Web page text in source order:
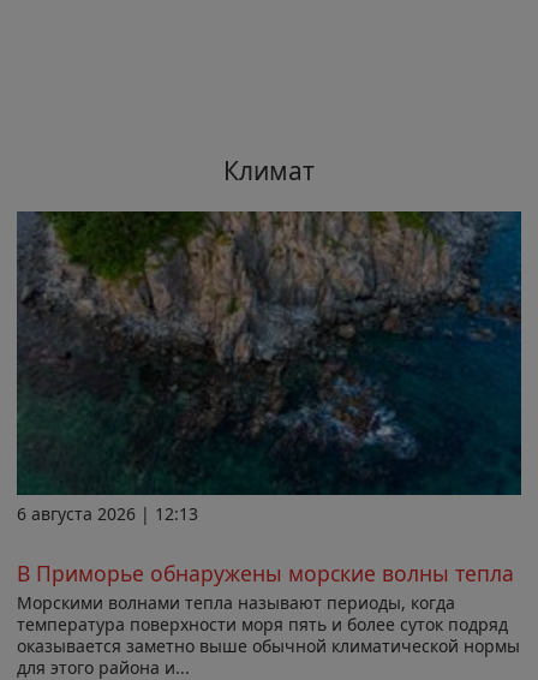
Климат
6 августа 2026 | 12:13
В Приморье обнаружены морские волны тепла
Морскими волнами тепла называют периоды, когда
температура поверхности моря пять и более суток подряд
оказывается заметно выше обычной климатической нормы
для этого района и...